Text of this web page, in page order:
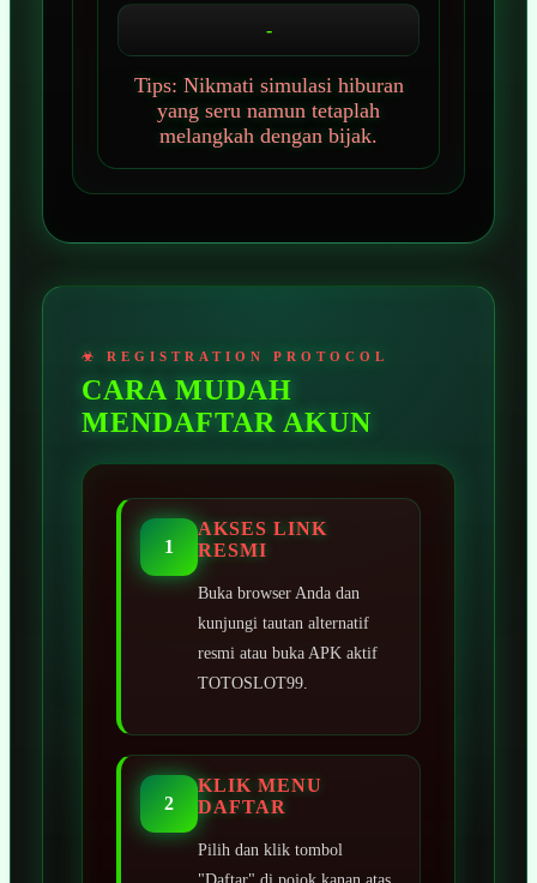
-
Tips: Nikmati simulasi hiburan
yang seru namun tetaplah
melangkah dengan bijak.
CARA MUDAH
MENDAFTAR AKUN
1
AKSES LINK
RESMI
Buka browser Anda dan
kunjungi tautan alternatif
resmi atau buka APK aktif
TOTOSLOT99.
2
KLIK MENU
DAFTAR
Pilih dan klik tombol